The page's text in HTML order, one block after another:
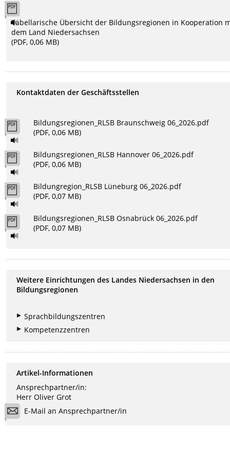
Tabellarische Übersicht der Bildungsregionen in Kooperation
dem Land Niedersachsen
(PDF, 0,06 MB)
Kontaktdaten der Geschäftsstellen
Bildungsregionen_RLSB Braunschweig 06_2026.pdf
(PDF, 0,06 MB)
Bildungsregionen_RLSB Hannover 06_2026.pdf
(PDF, 0,06 MB)
Bildungregion_RLSB Lüneburg 06_2026.pdf
(PDF, 0,07 MB)
Bildungsregionen_RLSB Osnabrück 06_2026.pdf
(PDF, 0,07 MB)
Weitere Einrichtungen des Landes Niedersachsen in den
Bildungsregionen
Sprachbildungszentren
Kompetenzzentren
Artikel-Informationen
Ansprechpartner/in:
Herr Oliver Grot
E-Mail an Ansprechpartner/in